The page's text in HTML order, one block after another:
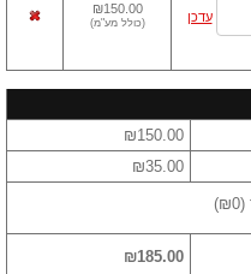
עדכן
₪150.00
(כולל מע"מ)
₪150.00
₪35.00
(
₪0
)
₪185.00